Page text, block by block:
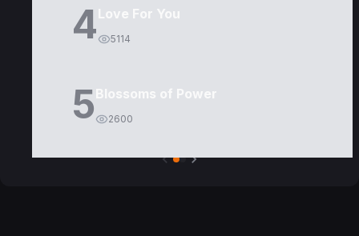
4Love For You
5114
5Blossoms of Power
2600